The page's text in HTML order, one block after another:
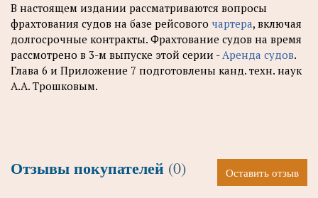
В настоящем издании рассматриваются вопросы
фрахтования судов на базе рейсового чартера, включая
долгосрочные контракты. Фрахтование судов на время
рассмотрено в 3-м выпуске этой серии -Аренда судов.
Глава 6 и Приложение 7 подготовлены канд. техн. наук
А.А. Трошковым.
Отзывы покупателей (0) Оставить отзыв